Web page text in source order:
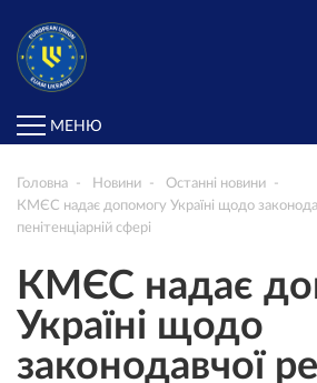
МЕНЮ
Головна Новини
Останні новини
КМЄС надає допомогу Україні щодо
пенітенціарній сфері
КМЄС надає
Україні щодо
законодавчої